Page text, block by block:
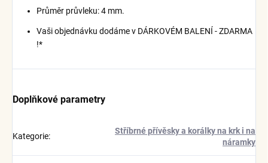
Průměr průvleku: 4 mm.
Vaši objednávku dodáme v DÁRKOVÉM BALENÍ - ZDARMA
!*
Doplňkové parametry
Kategorie:
Stříbrné přívěsky a korálky na krk i na
náramky